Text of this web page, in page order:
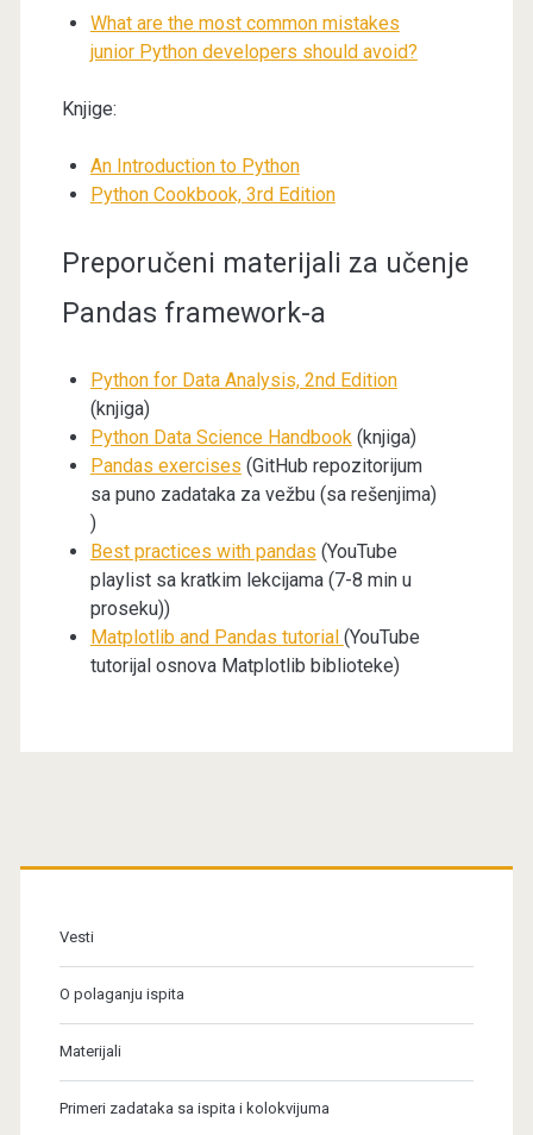
What are the most common mistakes
junior Python developers should avoid?
Knjige:
An Introduction to Python
Python Cookbook, 3rd Edition
Preporučeni materijali za učenje
Pandas framework-a
Python for Data Analysis, 2nd Edition
(knjiga)
Python Data Science Handbook(knjiga)
Pandas exercises (GitHub repozitorijum
sa puno zadataka za vežbu (sa rešenjima)
)
Best practices with pandas (YouTube
playlist sa kratkim lekcijama (7-8 min u
proseku))
Matplotlib and Pandas tutorial (YouTube
tutorijal osnova Matplotlib biblioteke)
Primary
Vesti
O polaganju ispita
Materijali
Primeri zadataka sa ispita i kolokvijuma